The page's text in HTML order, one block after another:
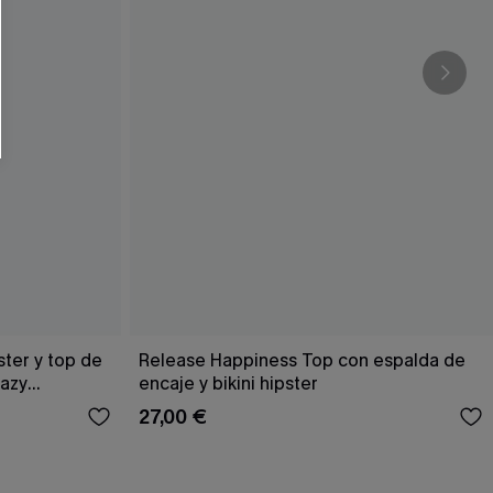
y top de
Release Happiness Top con espalda de
encaje y bikini hipster
27,00 €
formulario, usted acepta nuestros
de Cupshe en cualquier momento del
y ofertas adaptados a su perfil.